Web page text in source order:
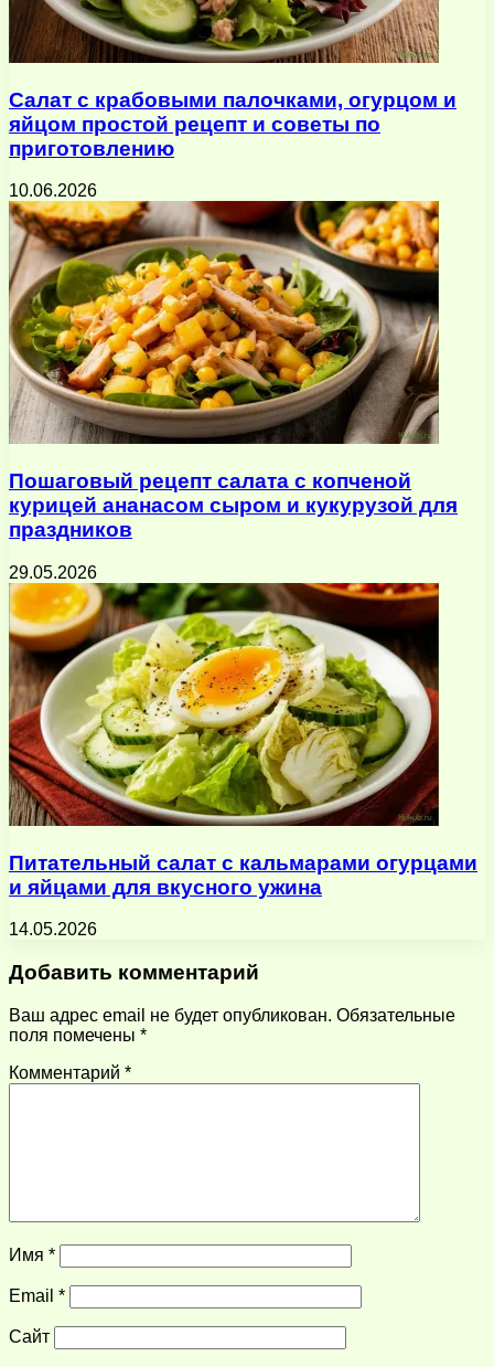
Салат с крабовыми палочками, огурцом и
яйцом простой рецепт и советы по
приготовлению
10.06.2026
Пошаговый рецепт салата с копченой
курицей ананасом сыром и кукурузой для
праздников
29.05.2026
Питательный салат с кальмарами огурцами
и яйцами для вкусного ужина
14.05.2026
Добавить комментарий
Ваш адрес email не будет опубликован. Обязательные
поля помечены *
Комментарий *
Имя *
Email *
Сайт